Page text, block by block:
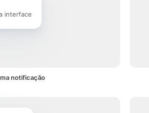
interface
notificação